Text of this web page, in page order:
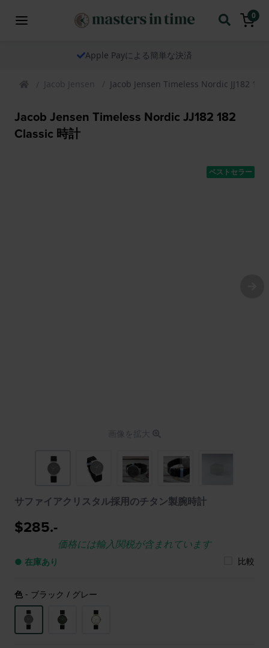
0
Apple Payによる簡単な決済
Jacob Jensen Jacob Jensen Timeless Nordic JJ182
Jacob Jensen Timeless Nordic JJ182 182
Classic 時計
ベストセラー
画像を拡大
サファイアクリスタル採用のチタン製腕時計
$285.-
価格には輸入関税が含まれています
● 在庫あり 比較
色 - ブラック / グレー